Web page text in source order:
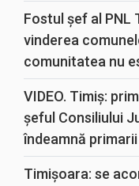
Fostul șef al PNL
vinderea
comunitatea nu
VIDEO. Timiș:
șeful Consiliului
îndeamnă
Timișoara: se